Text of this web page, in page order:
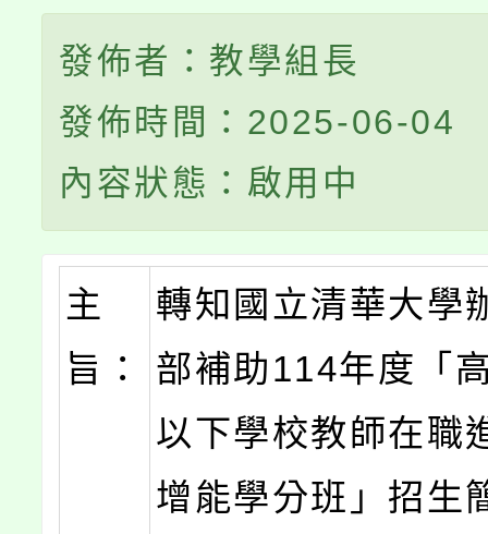
發佈者：教學組長
發佈時間：2025-06-04
內容狀態：啟用中
主
旨：
轉知國立清華大學
部補助114年度「
以下學校教師在職
增能學分班」招生